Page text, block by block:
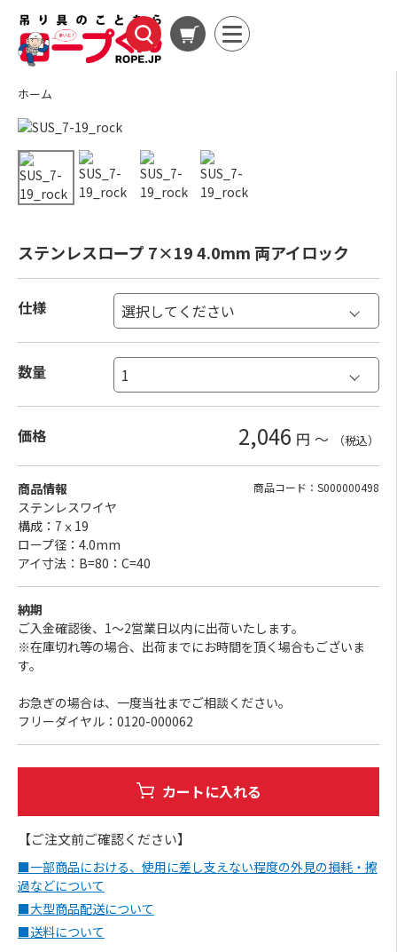
ホーム
ステンレスロープ 7×19 4.0mm 両アイロック
仕様
数量
価格 2,046 円 ～ （税込）
商品情報 商品コード：S000000498
ステンレスワイヤ
構成：7ⅹ19
ロープ径：4.0mm
アイ寸法：B=80：C=40
納期
ご入金確認後、1～2営業日以内に出荷いたします。
※在庫切れ等の場合、出荷までにお時間を頂く場合もございま
す。
お急ぎの場合は、一度当社までご相談ください。
フリーダイヤル：0120-000062
カートに入れる
【ご注文前ご確認ください】
■一部商品における、使用に差し支えない程度の外見の損耗・擦
過などについて
■大型商品配送について
■送料について